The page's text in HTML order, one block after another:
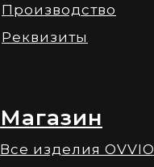
Производство
Реквизиты
Все изделия OVVIO
Магазин